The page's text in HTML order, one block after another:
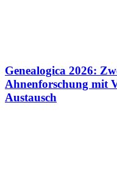
Genealogica 2026:
Ahnenforschung mit
Austausch